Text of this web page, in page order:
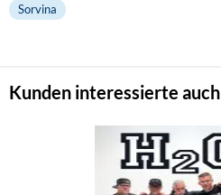
Sorvina
Kunden interessierte auch